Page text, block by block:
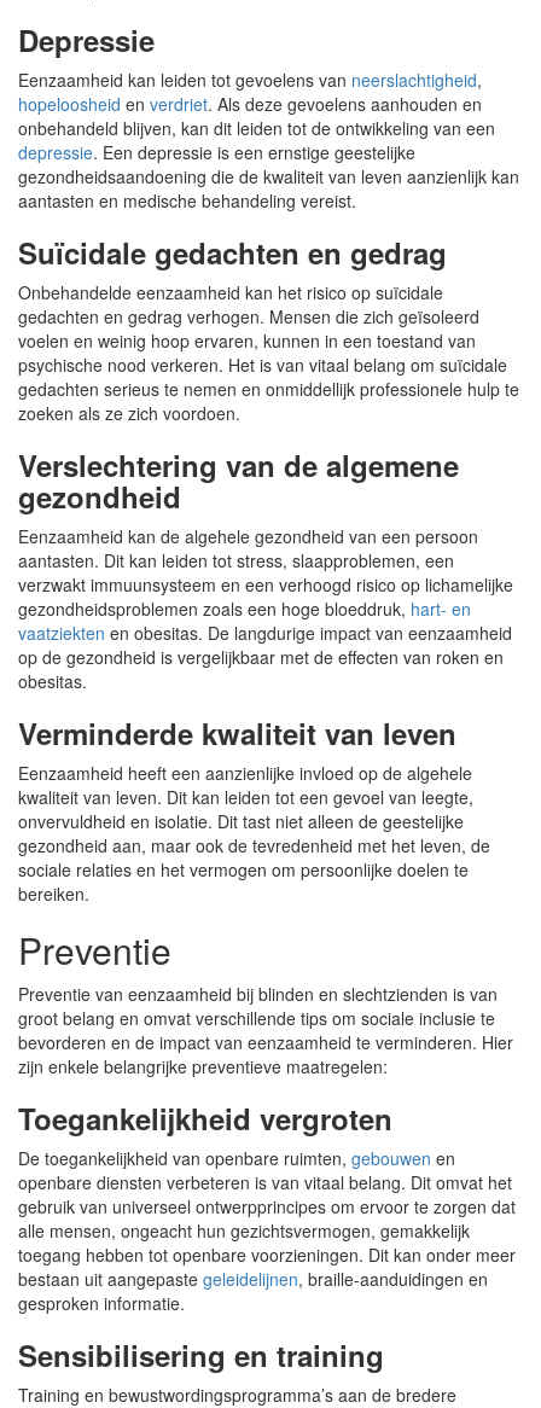
Depressie
Eenzaamheid kan leiden tot gevoelens van neerslachtigheid,
hopeloosheid en verdriet. Als deze gevoelens aanhouden en
onbehandeld blijven, kan dit leiden tot de ontwikkeling van een
depressie. Een depressie is een ernstige geestelijke
gezondheidsaandoening die de kwaliteit van leven aanzienlijk kan
aantasten en medische behandeling vereist.
Suïcidale gedachten en gedrag
Onbehandelde eenzaamheid kan het risico op suïcidale
gedachten en gedrag verhogen. Mensen die zich geïsoleerd
voelen en weinig hoop ervaren, kunnen in een toestand van
psychische nood verkeren. Het is van vitaal belang om suïcidale
gedachten serieus te nemen en onmiddellijk professionele hulp te
zoeken als ze zich voordoen.
Verslechtering van de algemene
gezondheid
Eenzaamheid kan de algehele gezondheid van een persoon
aantasten. Dit kan leiden tot stress, slaapproblemen, een
verzwakt immuunsysteem en een verhoogd risico op lichamelijke
gezondheidsproblemen zoals een hoge bloeddruk, hart- en
vaatziekten en obesitas. De langdurige impact van eenzaamheid
op de gezondheid is vergelijkbaar met de effecten van roken en
obesitas.
Verminderde kwaliteit van leven
Eenzaamheid heeft een aanzienlijke invloed op de algehele
kwaliteit van leven. Dit kan leiden tot een gevoel van leegte,
onvervuldheid en isolatie. Dit tast niet alleen de geestelijke
gezondheid aan, maar ook de tevredenheid met het leven, de
sociale relaties en het vermogen om persoonlijke doelen te
bereiken.
Preventie
Preventie van eenzaamheid bij blinden en slechtzienden is van
groot belang en omvat verschillende tips om sociale inclusie te
bevorderen en de impact van eenzaamheid te verminderen. Hier
zijn enkele belangrijke preventieve maatregelen:
Toegankelijkheid vergroten
De toegankelijkheid van openbare ruimten, gebouwen en
openbare diensten verbeteren is van vitaal belang. Dit omvat het
gebruik van universeel ontwerpprincipes om ervoor te zorgen dat
alle mensen, ongeacht hun gezichtsvermogen, gemakkelijk
toegang hebben tot openbare voorzieningen. Dit kan onder meer
bestaan uit aangepaste geleidelijnen, braille-aanduidingen en
gesproken informatie.
Sensibilisering en training
Training en bewustwordingsprogramma’s aan de bredere